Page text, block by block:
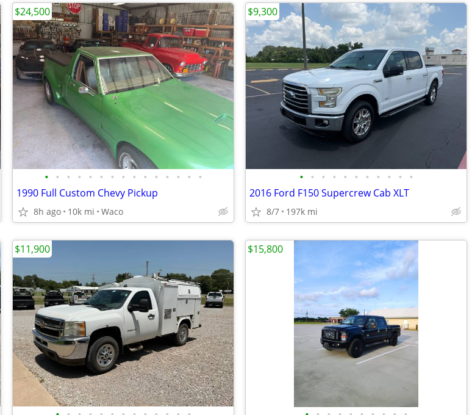
• • • • • • • • • • • • • • •
1990 Full Custom Chevy Pickup
8h ago 10k mi Waco
$24,500
• • • • • • • • • • •
2016 Ford F150 Supercrew Cab XLT
8/7 197k mi
$9,300
$11,900 $15,800